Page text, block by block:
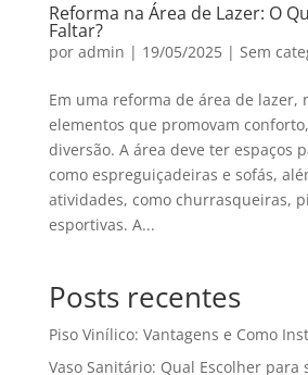
Reforma na Área de Lazer: O
Faltar?
por admin | 19/05/2025| Sem
Em uma reforma de área de lazer,
elementos que promovam
diversão. A área deve ter espaços
como espreguiçadeiras e sofás,
atividades, como churrasqueiras,
esportivas. A...
Posts recentes
Piso Vinílico: Vantagens e Como
Vaso Sanitário: Qual Escolher para